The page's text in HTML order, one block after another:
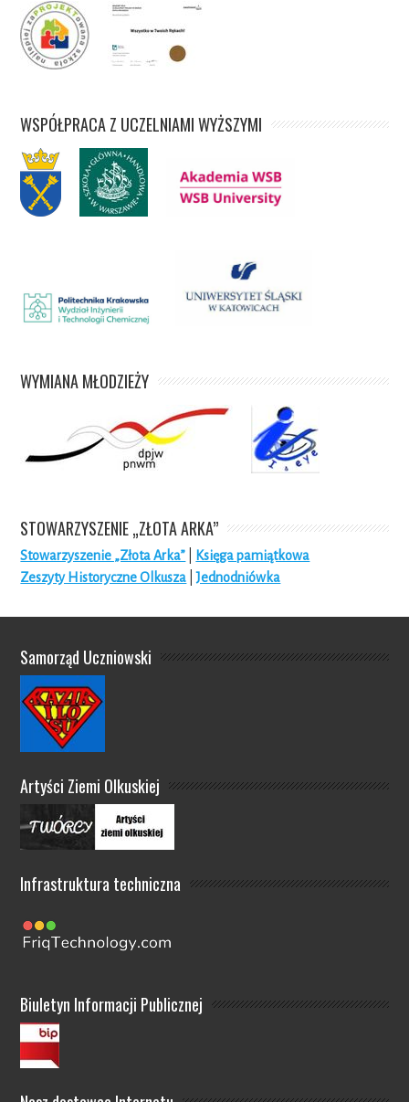
WSPÓŁPRACA Z UCZELNIAMI WYŻSZYMI
WYMIANA MŁODZIEŻY
STOWARZYSZENIE „ZŁOTA ARKA”
Stowarzyszenie „Złota Arka”
Księga pamiątkowa
Zeszyty Historyczne Olkusza |Jednodniówka
Samorząd Uczniowski
Artyści Ziemi Olkuskiej
Infrastruktura techniczna
Biuletyn Informacji Publicznej